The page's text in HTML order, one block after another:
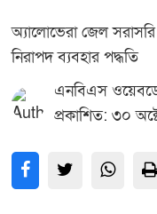
অ্যালোভেরা জেল
নিরাপদ ব্যবহার পদ্ধতি
এনবিএস
প্রকাশিত: ৩০